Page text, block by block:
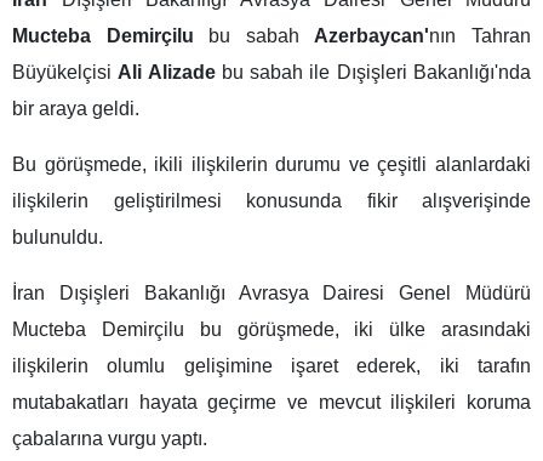
Mucteba Demirçilu
bu sabah Azerbaycan'nın Tahran
Büyükelçisi Ali Alizadebu sabah ile Dışişleri Bakanlığı'nda
bir araya geldi.
Bu görüşmede, ikili ilişkilerin durumu ve çeşitli alanlardaki
ilişkilerin geliştirilmesi konusunda fikir alışverişinde
bulunuldu.
İran Dışişleri Bakanlığı Avrasya Dairesi Genel Müdürü
Mucteba Demirçilu bu görüşmede, iki ülke arasındaki
ilişkilerin olumlu gelişimine işaret ederek, iki tarafın
mutabakatları hayata geçirme ve mevcut ilişkileri koruma
çabalarına vurgu yaptı.